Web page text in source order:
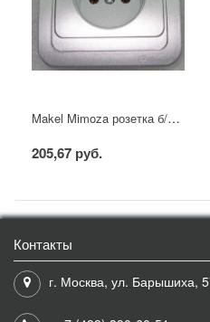
Makel Mimoza розетка б/з серебро
205,67 руб.
Контакты
г. Москва, ул. Барышиха,